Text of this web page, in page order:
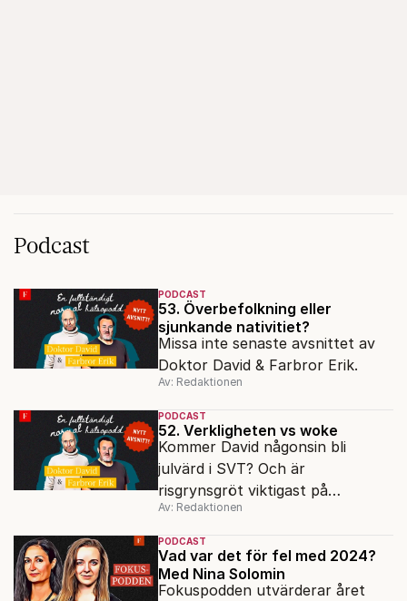
Podcast
PODCAST
53. Överbefolkning eller
sjunkande nativitiet?
Missa inte senaste avsnittet av
Doktor David & Farbror Erik.
Av: Redaktionen
PODCAST
52. Verkligheten vs woke
Kommer David någonsin bli
julvärd i SVT? Och är
risgrynsgröt viktigast på
julbordet? Doktor David och
Farbror Erik ordinerar en riktigt
god jul till alla lyssnare.
Av: Redaktionen
PODCAST
Vad var det för fel med 2024?
Med Nina Solomin
Fokuspodden utvärderar året